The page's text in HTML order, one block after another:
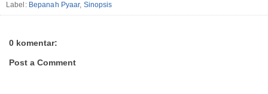
Label: Bepanah Pyaar, Sinopsis
0 komentar:
Post a Comment